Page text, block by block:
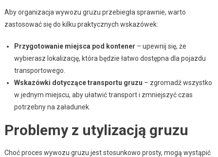
Aby organizacja wywozu gruzu przebiegła sprawnie, warto
zastosować się do kilku praktycznych wskazówek:
Przygotowanie miejsca pod kontener – upewnij się, że
wybierasz lokalizację, która będzie łatwo dostępna dla pojazdu
transportowego.
Wskazówki dotyczące transportu gruzu – zgromadź wszystko
w jednym miejscu, aby ułatwić transport i zmniejszyć czas
potrzebny na załadunek.
Problemy z utylizacją gruzu
Choć proces wywozu gruzu jest stosunkowo prosty, mogą wystąpić